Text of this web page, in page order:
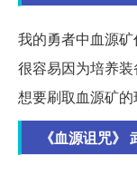
我的勇者中血源
很容易因为培养
想要刷取血源矿的
《血源诅咒》